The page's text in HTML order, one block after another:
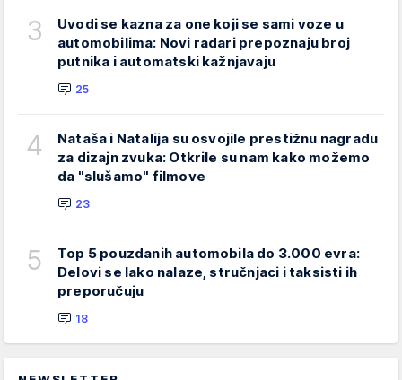
3
Uvodi se kazna za one koji se sami voze u
automobilima: Novi radari prepoznaju broj
putnika i automatski kažnjavaju
25
4
Nataša i Natalija su osvojile prestižnu nagradu
za dizajn zvuka: Otkrile su nam kako možemo
da "slušamo" filmove
23
5
Top 5 pouzdanih automobila do 3.000 evra:
Delovi se lako nalaze, stručnjaci i taksisti ih
preporučuju
18